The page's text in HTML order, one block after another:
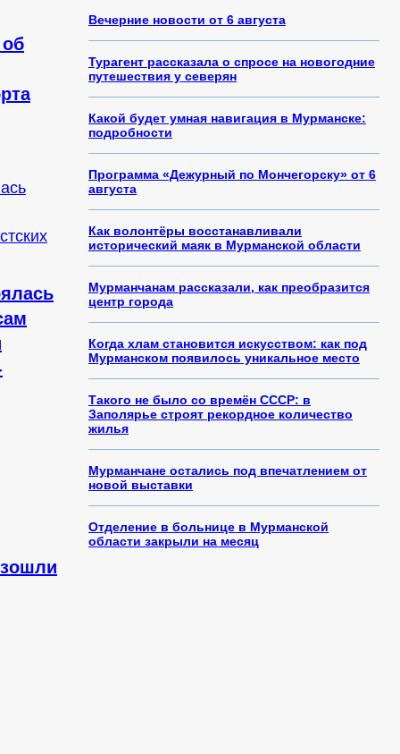
Вечерние новости от 6 августа
Турагент рассказала о спросе на новогодние
путешествия у северян
Какой будет умная навигация в Мурманске:
подробности
Программа «Дежурный по Мончегорску» от 6
августа
Как волонтёры восстанавливали
исторический маяк в Мурманской области
Мурманчанам рассказали, как преобразится
центр города
Когда хлам становится искусством: как под
Мурманском появилось уникальное место
Такого не было со времён СССР: в
Заполярье строят рекордное количество
жилья
Мурманчане остались под впечатлением от
новой выставки
Отделение в больнице в Мурманской
области закрыли на месяц